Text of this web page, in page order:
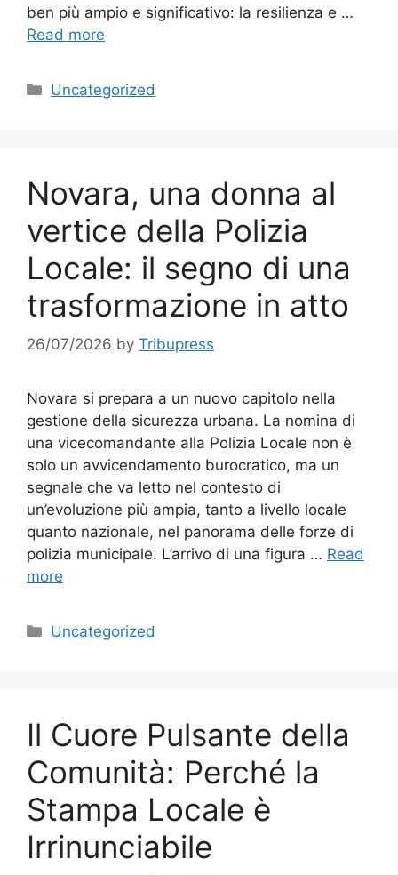
ben più ampio e significativo: la resilienza e …
Read more
Categories
Uncategorized
Novara, una donna al
vertice della Polizia
Locale: il segno di una
trasformazione in atto
26/07/2026 by Tribupress
Novara si prepara a un nuovo capitolo nella
gestione della sicurezza urbana. La nomina di
una vicecomandante alla Polizia Locale non è
solo un avvicendamento burocratico, ma un
segnale che va letto nel contesto di
un’evoluzione più ampia, tanto a livello locale
quanto nazionale, nel panorama delle forze di
polizia municipale. L’arrivo di una figura … Read
more
Categories
Uncategorized
Il Cuore Pulsante della
Comunità: Perché la
Stampa Locale è
Irrinunciabile